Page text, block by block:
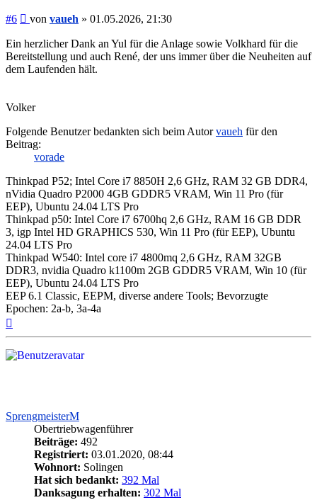
#6 Beitrag
von vaueh » 01.05.2026, 21:30
Ein herzlicher Dank an Yul für die Anlage sowie Volkhard für die
Bereitstellung und auch René, der uns immer über die Neuheiten auf
dem Laufenden hält.
Volker
Folgende Benutzer bedankten sich beim Autorvaueh für den
Beitrag:
vorade
Thinkpad P52; Intel Core i7 8850H 2,6 GHz, RAM 32 GB DDR4,
nVidia Quadro P2000 4GB GDDR5 VRAM, Win 11 Pro (für
EEP), Ubuntu 24.04 LTS Pro
Thinkpad p50: Intel Core i7 6700hq 2,6 GHz, RAM 16 GB DDR
3, igp Intel HD GRAPHICS 530, Win 11 Pro (für EEP), Ubuntu
24.04 LTS Pro
Thinkpad W540: Intel core i7 4800mq 2,6 GHz, RAM 32GB
DDR3, nvidia Quadro k1100m 2GB GDDR5 VRAM, Win 10 (für
EEP), Ubuntu 24.04 LTS Pro
EEP 6.1 Classic, EEPM, diverse andere Tools; Bevorzugte
Epochen: 2a-b, 3a-4a
SprengmeisterM
Obertriebwagenführer
Beiträge: 492
Registriert: 03.01.2020, 08:44
Wohnort: Solingen
Hat sich bedankt: 392 Mal
Danksagung erhalten: 302 Mal